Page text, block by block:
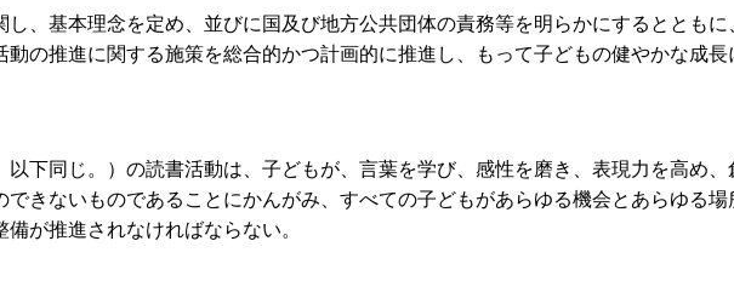
、基本理念を定め、並びに国及び地方公共団体の責務等を明らかにするととも
の推進に関する施策を総合的かつ計画的に推進し、もって子どもの健やかな成長
下同じ。）の読書活動は、子どもが、言葉を学び、感性を磨き、表現力を高め
きないものであることにかんがみ、すべての子どもがあらゆる機会とあらゆる
が推進されなければならない。